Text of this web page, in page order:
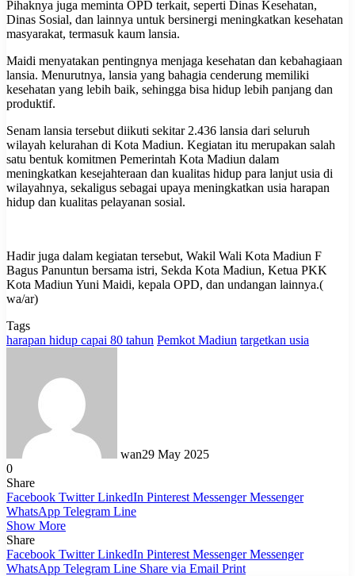
Pihaknya juga meminta OPD terkait, seperti Dinas Kesehatan,
Dinas Sosial, dan lainnya untuk bersinergi meningkatkan kesehatan
masyarakat, termasuk kaum lansia.
Maidi menyatakan pentingnya menjaga kesehatan dan kebahagiaan
lansia. Menurutnya, lansia yang bahagia cenderung memiliki
kesehatan yang lebih baik, sehingga bisa hidup lebih panjang dan
produktif.
Senam lansia tersebut diikuti sekitar 2.436 lansia dari seluruh
wilayah kelurahan di Kota Madiun. Kegiatan itu merupakan salah
satu bentuk komitmen Pemerintah Kota Madiun dalam
meningkatkan kesejahteraan dan kualitas hidup para lanjut usia di
wilayahnya, sekaligus sebagai upaya meningkatkan usia harapan
hidup dan kualitas pelayanan sosial.
Hadir juga dalam kegiatan tersebut, Wakil Wali Kota Madiun F
Bagus Panuntun bersama istri, Sekda Kota Madiun, Ketua PKK
Kota Madiun Yuni Maidi, kepala OPD, dan undangan lainnya.(
wa/ar)
Tags
harapan hidup capai 80 tahun Pemkot Madiun targetkan usia
wan29 May 2025
0
Share
Facebook Twitter LinkedIn Pinterest Messenger Messenger
WhatsApp Telegram Line
Show More
Share
Facebook Twitter LinkedIn Pinterest Messenger Messenger
WhatsApp Telegram Line Share via Email Print